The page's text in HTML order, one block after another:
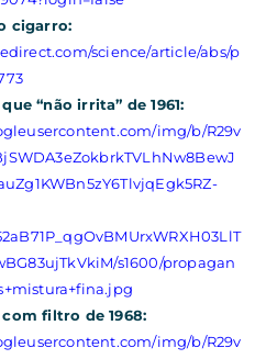
cigarro:
science/article/abs/p
“não irrita” de 1961:
img/b/R29v
s1600/propagan
filtro de 1968:
img/b/R29v